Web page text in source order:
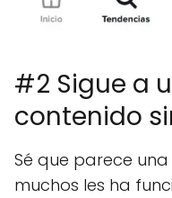
#2 Sigue a
contenido
Sé que parece
muchos les ha